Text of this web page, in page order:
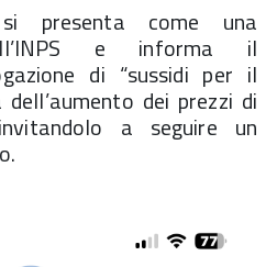
si presenta come una
e informa il
di “sussidi per il
dei prezzi di
a seguire un